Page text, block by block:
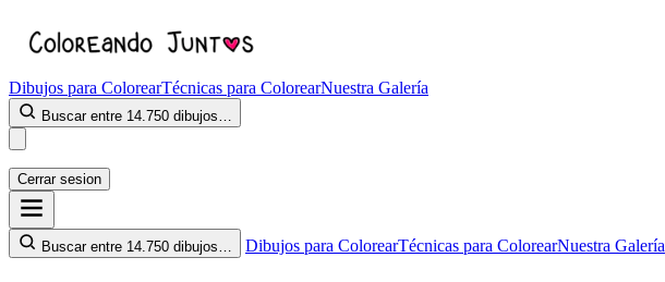
Dibujos para ColorearTécnicas para ColorearNuestra Galería
Buscar entre 14.750 dibujos…
Cerrar sesion
Buscar entre 14.750 dibujos… Dibujos para ColorearTécnicas para ColorearNuestra Galería